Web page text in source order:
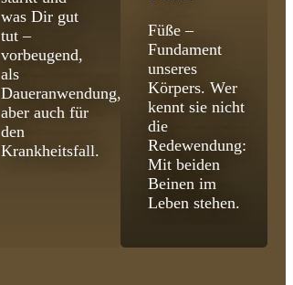
was Dir gut
tut –
vorbeugend,
als
Daueranwendung,
aber auch für
den
Krankheitsfall.
Füße –
Fundament
unseres
Körpers. Wer
kennt sie nicht
die
Redewendung:
Mit beiden
Beinen im
Leben stehen.